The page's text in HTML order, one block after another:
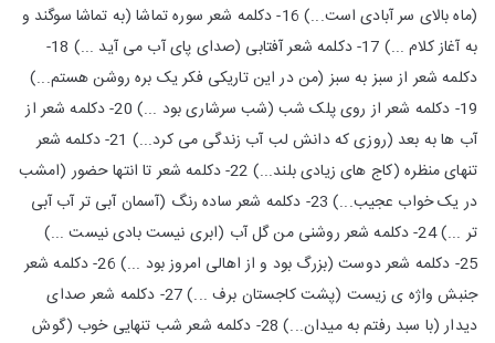
(ماه بالای سر آبادی است...) 16- دکلمه شعر سوره تماشا (به تماشا سوگند و
به آغاز کلام ...) 17- دکلمه شعر آفتابی (صدای پای آب می آید ...) 18-
دکلمه شعر از سبز به سبز (من در این تاریکی فکر یک بره روشن هستم...)
19- دکلمه شعر از روی پلک شب (شب سرشاری بود ...) 20- دکلمه شعر از
آب ها به بعد (روزی که دانش لب آب زندگی می کرد...) 21- دکلمه شعر
تنهای منظره (کاج های زیادی بلند...) 22- دکلمه شعر تا انتها حضور (امشب
در یک خواب عجیب...) 23- دکلمه شعر ساده رنگ (آسمان آبی تر آب آبی
تر ...) 24- دکلمه شعر روشنی من گل آب (ابری نیست بادی نیست ...)
25- دکلمه شعر دوست (بزرگ بود و از اهالی امروز بود ...) 26- دکلمه شعر
جنبش واژه ی زیست (پشت کاجستان برف ...) 27- دکلمه شعر صدای
دیدار (با سبد رفتم به میدان...) 28- دکلمه شعر شب تنهایی خوب (گوش